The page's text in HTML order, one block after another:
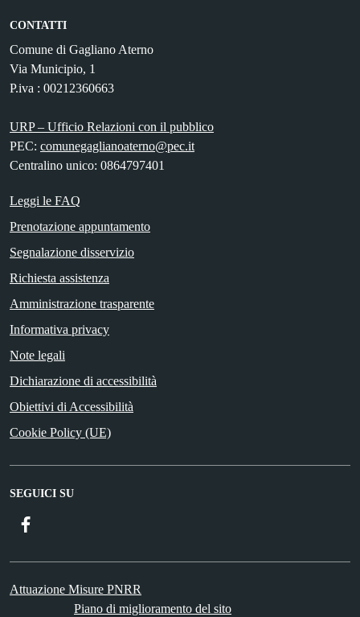
CONTATTI
Comune di Gagliano Aterno
Via Municipio, 1
P.iva : 00212360663
URP – Ufficio Relazioni con il pubblico
PEC: comunegaglianoaterno@pec.it
Centralino unico: 0864797401
Leggi le FAQ
Prenotazione appuntamento
Segnalazione disservizio
Richiesta assistenza
Amministrazione trasparente
Informativa privacy
Note legali
Dichiarazione di accessibilità
Obiettivi di Accessibilità
Cookie Policy (UE)
SEGUICI SU
Attuazione Misure PNRR
Piano di miglioramento del sito